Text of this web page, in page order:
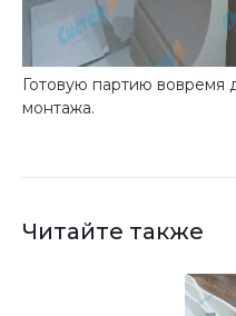
Готовую партию вовремя
монтажа.
Читайте также